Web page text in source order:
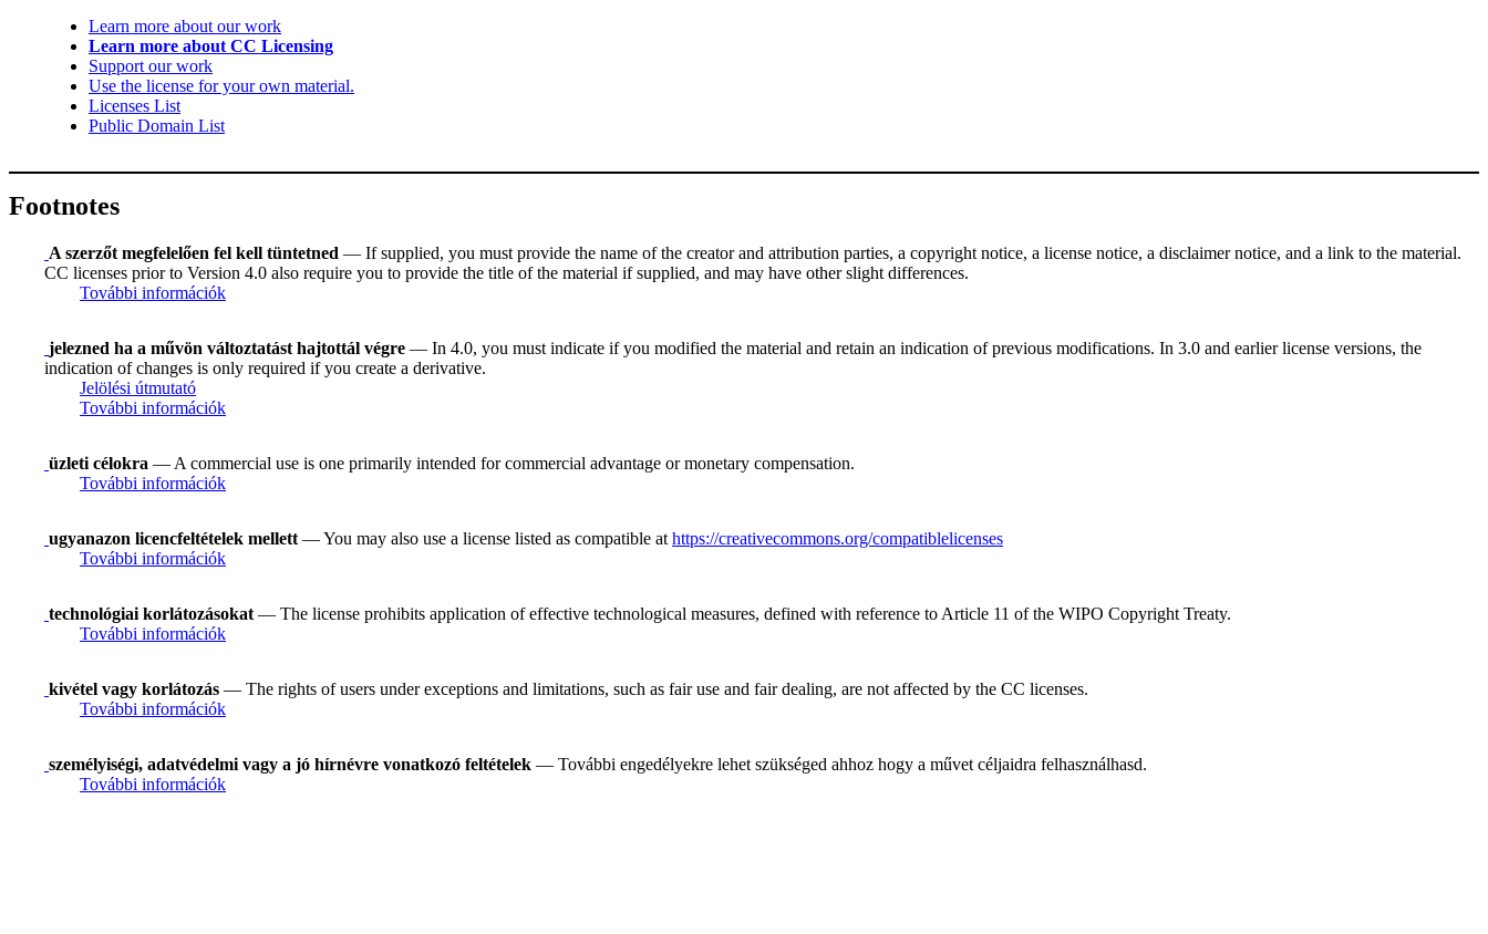
Learn more about our work
Learn more about CC Licensing
Support our work
Use the license for your own material.
Licenses List
Public Domain List
Footnotes
A szerzőt megfelelően fel kell tüntetned — If supplied, you must provide the name of the creator and attribution parties, a copyright notice, a license notice, a disclaimer notice, and a link to the material.
CC licenses prior to Version 4.0 also require you to provide the title of the material if supplied, and may have other slight differences.
További információk
jelezned ha a művön változtatást hajtottál végre — In 4.0, you must indicate if you modified the material and retain an indication of previous modifications. In 3.0 and earlier license versions, the
indication of changes is only required if you create a derivative.
Jelölési útmutató
További információk
üzleti célokra — A commercial use is one primarily intended for commercial advantage or monetary compensation.
További információk
ugyanazon licencfeltételek mellett — You may also use a license listed as compatible at https://creativecommons.org/compatiblelicenses
További információk
technológiai korlátozásokat — The license prohibits application of effective technological measures, defined with reference to Article 11 of the WIPO Copyright Treaty.
További információk
kivétel vagy korlátozás — The rights of users under exceptions and limitations, such as fair use and fair dealing, are not affected by the CC licenses.
További információk
személyiségi, adatvédelmi vagy a jó hírnévre vonatkozó feltételek — További engedélyekre lehet szükséged ahhoz hogy a művet céljaidra felhasználhasd.
További információk